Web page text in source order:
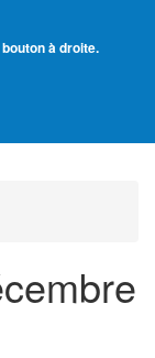
à droite.
de France